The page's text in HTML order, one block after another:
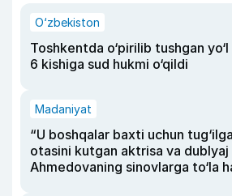
O‘zbekiston
Toshkentda o‘pirilib tushgan
6 kishiga sud hukmi o‘qildi
Madaniyat
“U boshqalar baxti uchun
otasini kutgan aktrisa va dublyaj
Ahmedovaning sinovlarga to‘la